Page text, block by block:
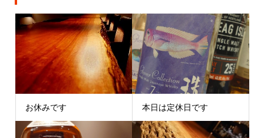
お休みです 本日は定休日です